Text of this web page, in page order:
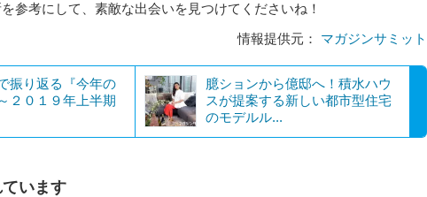
参考にして、素敵な出会いを見つけてくださいね！
情報提供元： マガジンサミット
り返る『今年の
２０１９年上半期
臆ションから億邸へ！積水ハウ
スが提案する新しい都市型住宅
のモデルル...
います